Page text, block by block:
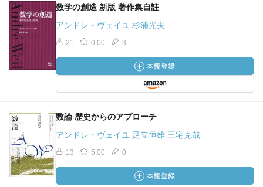
数学の創造 新版 著作集自註
アンドレ・ヴェイユ 杉浦光夫
21 0.00 3
数論 歴史からのアプローチ
アンドレ・ヴェイユ 足立恒雄 三宅克哉
13 5.00 0